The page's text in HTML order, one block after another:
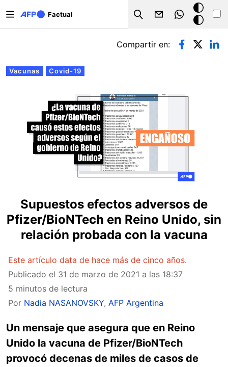
Factual
Search
Modo
oscuro
Solapas principales
Vacunas Covid-19
Compartir en:
Supuestos efectos adversos de
Pfizer/BioNTech en Reino Unido, sin
relación probada con la vacuna
Este artículo data de hace más de cinco años.
Publicado el 31 de marzo de 2021 a las 18:37
5 minutos de lectura
Por Nadia NASANOVSKY, AFP Argentina
Un mensaje que asegura que en Reino
Unido la vacuna de Pfizer/BioNTech
provocó decenas de miles de casos de